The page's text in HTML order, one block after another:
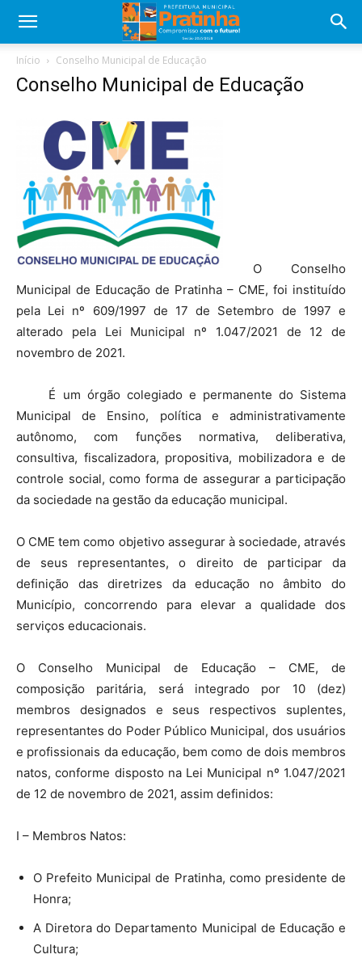
Início Conselho Municipal de Educação
Conselho Municipal de Educação
O Conselho
Municipal de Educação de Pratinha – CME, foi instituído
pela Lei nº 609/1997 de 17 de Setembro de 1997 e
alterado pela Lei Municipal nº 1.047/2021 de 12 de
novembro de 2021.
É um órgão colegiado e permanente do Sistema
Municipal de Ensino, política e administrativamente
autônomo, com funções normativa, deliberativa,
consultiva, fiscalizadora, propositiva, mobilizadora e de
controle social, como forma de assegurar a participação
da sociedade na gestão da educação municipal.
O CME tem como objetivo assegurar à sociedade, através
de seus representantes, o direito de participar da
definição das diretrizes da educação no âmbito do
Município, concorrendo para elevar a qualidade dos
serviços educacionais.
O Conselho Municipal de Educação – CME, de
composição paritária, será integrado por 10 (dez)
membros designados e seus respectivos suplentes,
representantes do Poder Público Municipal, dos usuários
e profissionais da educação, bem como de dois membros
natos, conforme disposto na Lei Municipal nº 1.047/2021
de 12 de novembro de 2021, assim definidos:
I – Membros Natos:
O Prefeito Municipal de Pratinha, como presidente de
Honra;
A Diretora do Departamento Municipal de Educação e
Cultura;